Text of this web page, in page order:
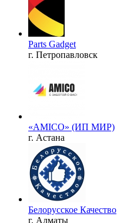
Parts Gadget
г. Петропавловск
«AMICO» (ИП МИР)
г. Астана
Белорусское Качество
г. Алматы